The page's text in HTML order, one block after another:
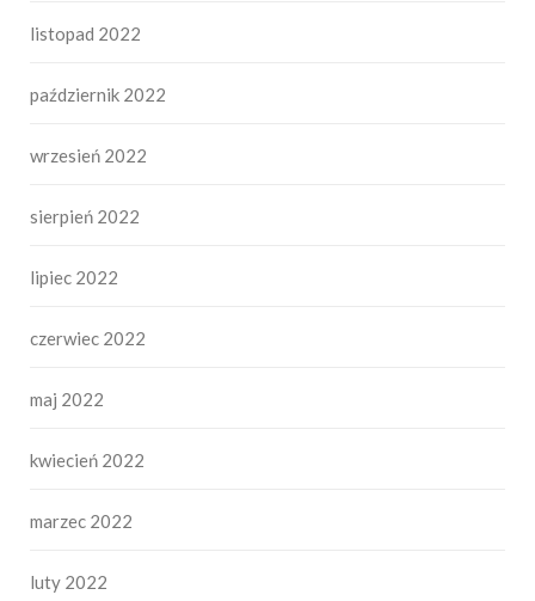
listopad 2022
październik 2022
wrzesień 2022
sierpień 2022
lipiec 2022
czerwiec 2022
maj 2022
kwiecień 2022
marzec 2022
luty 2022